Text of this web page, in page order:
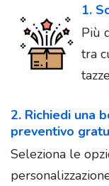
1.
Più
tra
2. Richiedi una
preventivo
Seleziona le